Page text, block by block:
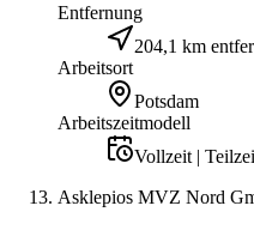
Entfernung
204,1 km
Arbeitsort
Potsdam
Arbeitszeitmodell
Vollzeit |
Asklepios MVZ Nord